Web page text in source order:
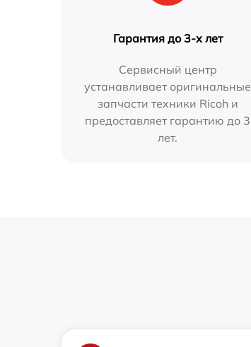
Гарантия до 3-х лет
Сервисный центр
устанавливает оригинальные
запчасти техники Ricoh и
предоставляет гарантию до 3
лет.